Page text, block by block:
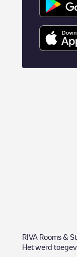
RIVA Rooms &
Het werd